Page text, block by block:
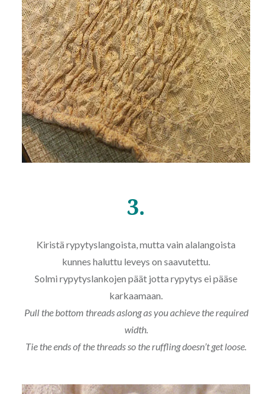
3.
Kiristä rypytyslangoista, mutta vain alalangoista
kunnes haluttu leveys on saavutettu.
Solmi rypytyslankojen päät jotta rypytys ei pääse
karkaamaan.
Pull the bottom threads aslong as you achieve the required
width.
Tie the ends of the threads so the ruffling doesn’t get loose.